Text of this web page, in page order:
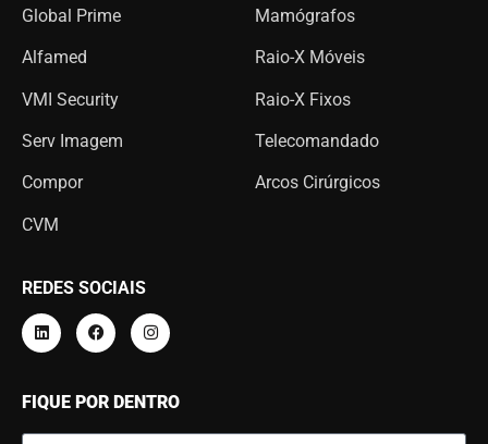
Global Prime
Alfamed
VMI Security
Serv Imagem
Compor
CVM
Mamógrafos
Raio-X Móveis
Raio-X Fixos
Telecomandado
Arcos Cirúrgicos
REDES SOCIAIS
FIQUE POR DENTRO